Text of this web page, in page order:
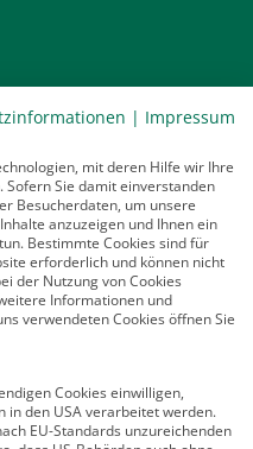
| Impressum
mit deren Hilfe wir Ihre
Sie damit einverstanden
Besucherdaten, um unsere
anzuzeigen und Ihnen ein
Bestimmte Cookies sind für
erforderlich und können nicht
der Nutzung von Cookies
Informationen und
verwendeten Cookies öffnen Sie
Cookies einwilligen,
in den USA verarbeitet werden.
EU-Standards unzureichenden